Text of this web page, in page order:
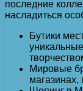
последние
насладиться
Бутики
Мировые
магазинах,